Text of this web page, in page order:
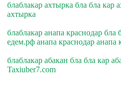
блаблакар ахтырка бла бла кар
ахтырка
блаблакар анапа краснодар бла
едем.рф анапа краснодар анапа
блаблакар абакан бла бла кар
Taxiuber7.com